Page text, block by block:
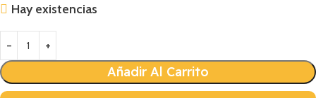
Hay existencias
Añadir Al Carrito